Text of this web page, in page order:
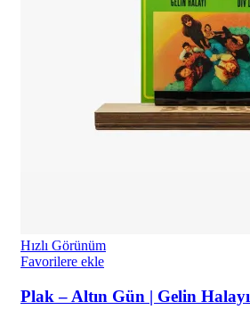
Hızlı Görünüm
Favorilere ekle
Plak – Altın Gün | Gelin Halayı